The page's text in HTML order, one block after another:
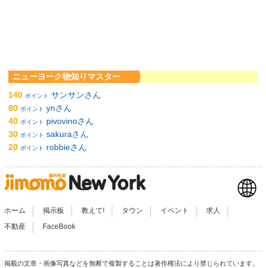
ニューヨーク物知りマスター
140 ポイント サンサンさん
80 ポイント ynさん
40 ポイント
pivovinoさん
30 ポイント sakuraさん
20 ポイント robbieさん
ホーム 掲示板 教えて! タウン イベント 求人
不動産 FaceBook
掲載の文章・画像写真などを無断で複製することは著作権法により禁じられています。